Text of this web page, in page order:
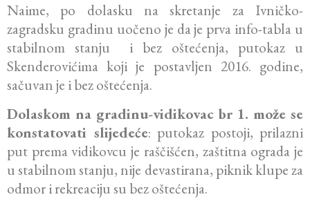
Naime, po dolasku na skretanje za Ivničko-
zagradsku gradinu uočeno je da je prva info-tabla u
stabilnom stanju i bez oštećenja, putokaz u
Skenderovićima koji je postavljen 2016. godine,
sačuvan je i bez oštećenja.
Dolaskom na gradinu-vidikovac br 1. može se
konstatovati slijedeće: putokaz postoji, prilazni
put prema vidikovcu je raščišćen, zaštitna ograda je
u stabilnom stanju, nije devastirana, piknik klupe za
odmor i rekreaciju su bez oštećenja.